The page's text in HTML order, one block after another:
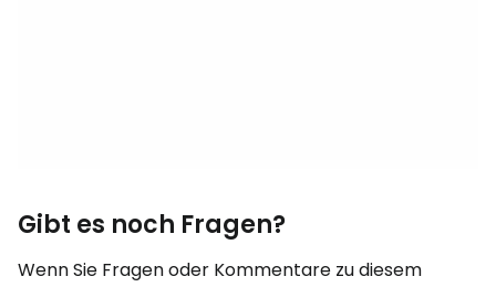
Gibt es noch Fragen?
Wenn Sie Fragen oder Kommentare zu diesem